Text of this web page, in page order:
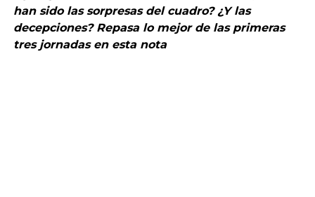
han sido las sorpresas del cuadro? ¿Y las
decepciones? Repasa lo mejor de las primeras
tres jornadas en esta nota